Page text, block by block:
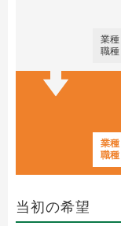
業
職
業
職
当初の希望